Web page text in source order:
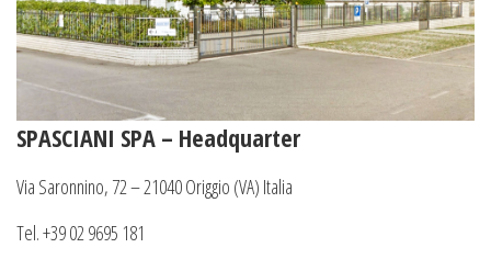
SPASCIANI SPA – Headquarter
Via Saronnino, 72 – 21040 Origgio (VA) Italia
Tel. +39 02 9695 181